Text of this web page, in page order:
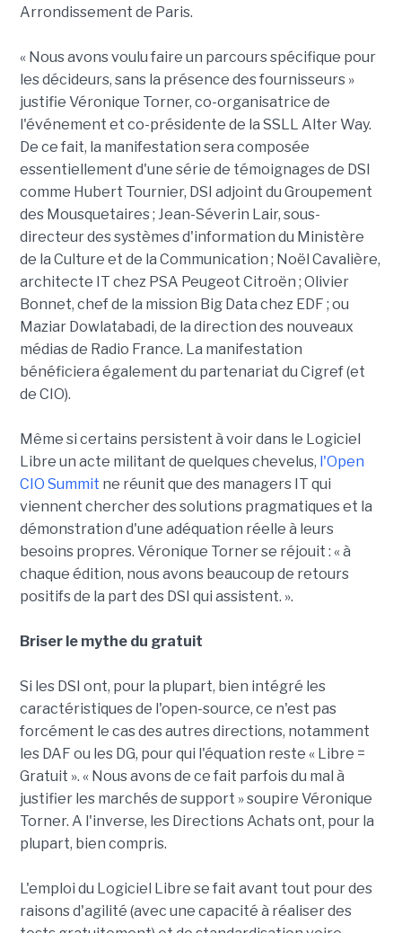
Arrondissement de Paris.
« Nous avons voulu faire un parcours spécifique pour
les décideurs, sans la présence des fournisseurs »
justifie Véronique Torner, co-organisatrice de
l'événement et co-présidente de la SSLL Alter Way.
De ce fait, la manifestation sera composée
essentiellement d'une série de témoignages de DSI
comme Hubert Tournier, DSI adjoint du Groupement
des Mousquetaires ; Jean-Séverin Lair, sous-
directeur des systèmes d'information du Ministère
de la Culture et de la Communication ; Noël Cavalière,
architecte IT chez PSA Peugeot Citroën ; Olivier
Bonnet, chef de la mission Big Data chez EDF ; ou
Maziar Dowlatabadi, de la direction des nouveaux
médias de Radio France. La manifestation
bénéficiera également du partenariat du Cigref (et
de CIO).
Même si certains persistent à voir dans le Logiciel
Libre un acte militant de quelques chevelus, l'Open
CIO Summit ne réunit que des managers IT qui
viennent chercher des solutions pragmatiques et la
démonstration d'une adéquation réelle à leurs
besoins propres. Véronique Torner se réjouit : « à
chaque édition, nous avons beaucoup de retours
positifs de la part des DSI qui assistent. ».
Briser le mythe du gratuit
Si les DSI ont, pour la plupart, bien intégré les
caractéristiques de l'open-source, ce n'est pas
forcément le cas des autres directions, notamment
les DAF ou les DG, pour qui l'équation reste « Libre =
Gratuit ». « Nous avons de ce fait parfois du mal à
justifier les marchés de support » soupire Véronique
Torner. A l'inverse, les Directions Achats ont, pour la
plupart, bien compris.
L'emploi du Logiciel Libre se fait avant tout pour des
raisons d'agilité (avec une capacité à réaliser des